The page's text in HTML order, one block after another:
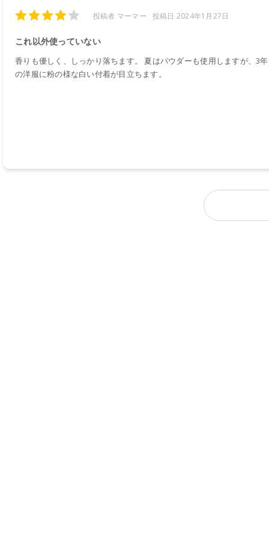
これ以外使っていない
投稿者 マーマー 投稿日 2024年1月27日
香りも優しく、しっかり落ちます。 夏はパウダーも使用しますが、3
の洋服に粉の様な白い付着が目立ちます。